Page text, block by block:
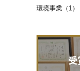
環境事業（1）